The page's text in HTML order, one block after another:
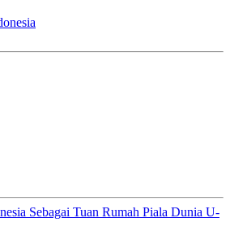
Sebagai Tuan Rumah Piala Dunia U-